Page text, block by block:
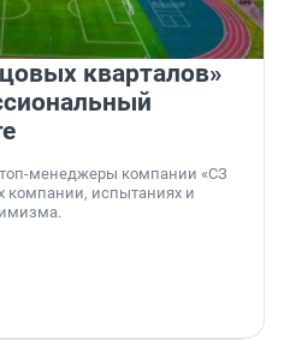
кварталов»
менеджеры компании «СЗ
компании, испытаниях и